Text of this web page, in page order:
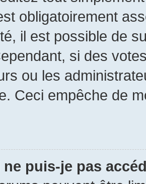
obligatoirement
il est possible de
si des
ou les
Ceci empêche de
puis-je pas